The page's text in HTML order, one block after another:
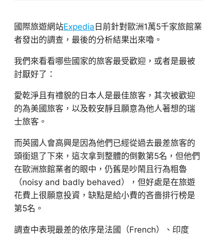
國際旅遊網站Expedia 日前針對歐洲1萬5千家旅館業
者發出的調查，最後的分析結果出來嚕。
我們來看看哪些國家的旅客最受歡迎，或者是最被
討厭好了：
愛乾淨且有禮貌的日本人是最佳旅客，其次被歡迎
的為美國旅客，以及較安靜且願意為他人著想的瑞
士旅客。
而英國人會高興是因為他們已經從過去最差旅客的
頭銜退了下來，這次拿到整體的倒數第5名，但他們
在歐洲旅館業者的眼中，仍舊是吵鬧且行為粗魯
（noisy and badly behaved），但好處是在旅遊
花費上很願意投資，缺點是給小費的吝嗇排行榜是
第5名。
調查中表現最差的依序是法國（French）、印度